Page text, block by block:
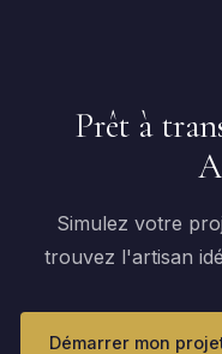
Prêt à
Simulez votre
trouvez l'artisan
Démarrer mon